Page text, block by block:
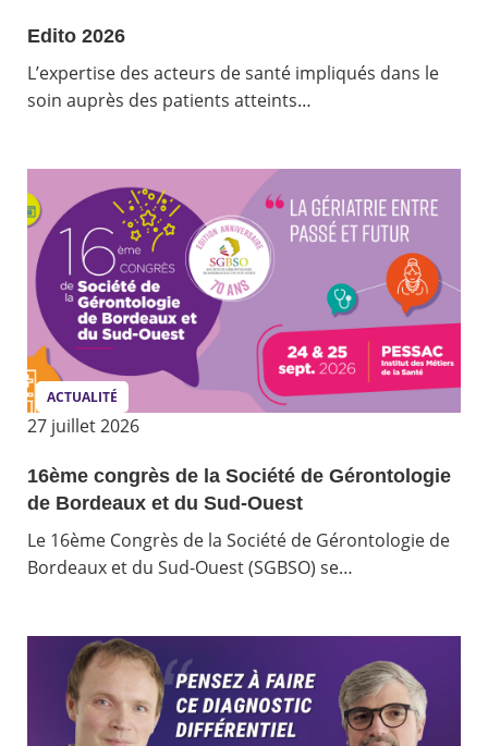
Edito 2026
L’expertise des acteurs de santé impliqués dans le
soin auprès des patients atteints…
ACTUALITÉ
27 juillet 2026
16ème congrès de la Société de Gérontologie
de Bordeaux et du Sud-Ouest
Le 16ème Congrès de la Société de Gérontologie de
Bordeaux et du Sud-Ouest (SGBSO) se…